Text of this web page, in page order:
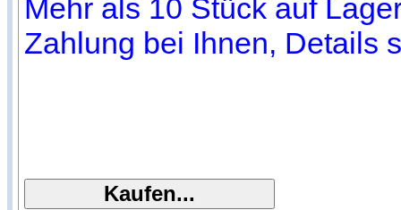
Mehr als 10 Stück auf
Zahlung bei Ihnen, Details